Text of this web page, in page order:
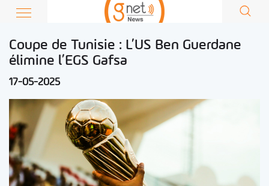
Coupe de Tunisie : L’US Ben Guerdane
élimine l’EGS Gafsa
17-05-2025